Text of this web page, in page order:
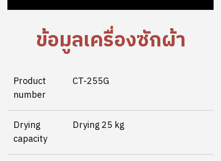
ข้อมูลเครื่องซักผ้า
Product
number
CT-255G
Drying
capacity
Drying 25 kg